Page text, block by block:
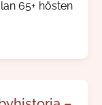
65+ hösten